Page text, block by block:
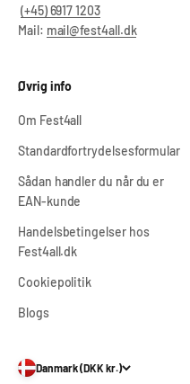
(+45) 6917 1203
Mail: mail@fest4all.dk
Øvrig info
Om Fest4all
Standardfortrydelsesformular
Sådan handler du når du er
EAN-kunde
Handelsbetingelser hos
Fest4all.dk
Cookiepolitik
Blogs
Danmark (DKK kr.)